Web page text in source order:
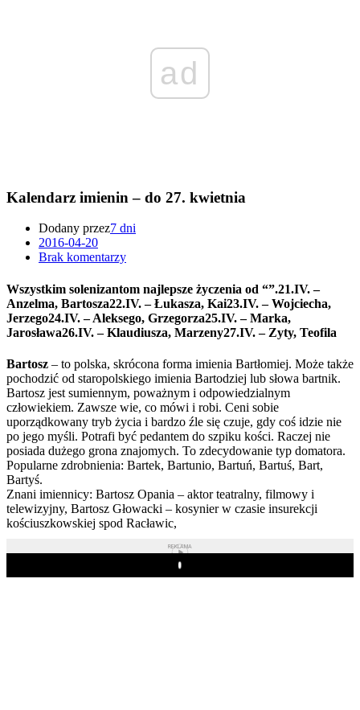
ad
Kalendarz imienin – do 27. kwietnia
Dodany przez7 dni
2016-04-20
Brak komentarzy
Wszystkim solenizantom najlepsze życzenia od “”.21.IV. –
Anzelma, Bartosza22.IV. – Łukasza, Kai23.IV. – Wojciecha,
Jerzego24.IV. – Aleksego, Grzegorza25.IV. – Marka,
Jarosława26.IV. – Klaudiusza, Marzeny27.IV. – Zyty, Teofila
Bartosz – to polska, skrócona forma imienia Bartłomiej. Może także
pochodzić od staropolskiego imienia Bartodziej lub słowa bartnik.
Bartosz jest sumiennym, poważnym i odpowiedzialnym
człowiekiem. Zawsze wie, co mówi i robi. Ceni sobie
uporządkowany tryb życia i bardzo źle się czuje, gdy coś idzie nie
po jego myśli. Potrafi być pedantem do szpiku kości. Raczej nie
posiada dużego grona znajomych. To zdecydowanie typ domatora.
Popularne zdrobnienia: Bartek, Bartunio, Bartuń, Bartuś, Bart,
Bartyś.
Znani imiennicy: Bartosz Opania – aktor teatralny, filmowy i
telewizyjny, Bartosz Głowacki – kosynier w czasie insurekcji
kościuszkowskiej spod Racławic,
REKLAMA
Play